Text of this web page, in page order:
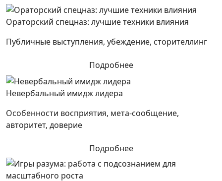
Ораторский спецназ: лучшие техники влияния
Публичные выступления, убеждение, сторителлинг
Подробнее
Невербальный имидж лидера
Особенности восприятия, мета-сообщение,
авторитет, доверие
Подробнее